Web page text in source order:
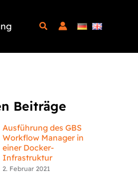
Beiträge
Ausführung des GBS
Workflow Manager in
einer Docker-
Infrastruktur
2. Februar 2021